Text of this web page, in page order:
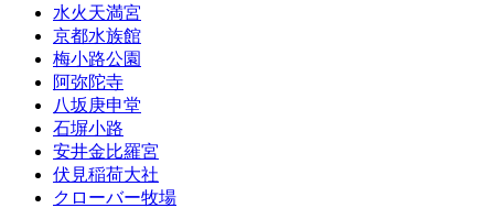
水火天満宮
京都水族館
梅小路公園
阿弥陀寺
八坂庚申堂
石塀小路
安井金比羅宮
伏見稲荷大社
クローバー牧場